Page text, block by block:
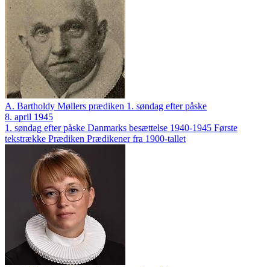
A. Bartholdy Møllers prædiken 1. søndag efter påske
8. april 1945
1. søndag efter påske Danmarks besættelse 1940-1945 Første
tekstrække Prædiken Prædikener fra 1900-tallet